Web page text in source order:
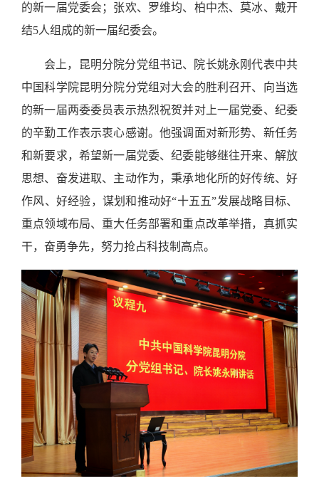
的新一届党委会；张欢、罗维均、柏中杰、莫冰、戴开
结5人组成的新一届纪委会。
会上，昆明分院分党组书记、院长姚永刚代表中共
中国科学院昆明分院分党组对大会的胜利召开、向当选
的新一届两委委员表示热烈祝贺并对上一届党委、纪委
的辛勤工作表示衷心感谢。他强调面对新形势、新任务
和新要求，希望新一届党委、纪委能够继往开来、解放
思想、奋发进取、主动作为，秉承地化所的好传统、好
作风、好经验，谋划和推动好“十五五”发展战略目标、
重点领域布局、重大任务部署和重点改革举措，真抓实
干，奋勇争先，努力抢占科技制高点。